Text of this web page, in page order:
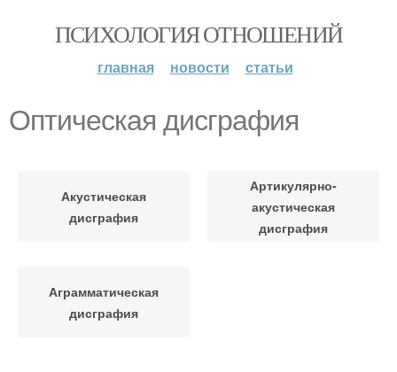
ПСИХОЛОГИЯ ОТНОШЕНИЙ
главная новости статьи
Оптическая дисграфия
Акустическая
дисграфия
Артикулярно-
акустическая
дисграфия
Аграмматическая
дисграфия